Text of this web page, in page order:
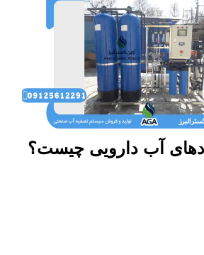
آب دارویی چیست؟